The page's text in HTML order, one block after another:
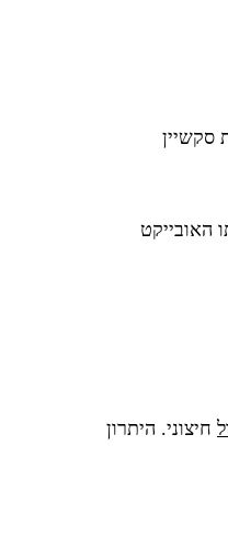
סקשיין
האובייקט
חיצוני. היתרון